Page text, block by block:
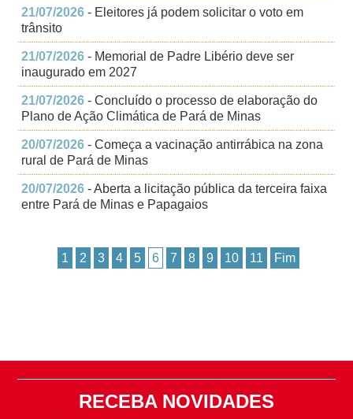
21/07/2026 - Eleitores já podem solicitar o voto em
trânsito
21/07/2026 - Memorial de Padre Libério deve ser
inaugurado em 2027
21/07/2026 - Concluído o processo de elaboração do
Plano de Ação Climática de Pará de Minas
20/07/2026 - Começa a vacinação antirrábica na zona
rural de Pará de Minas
20/07/2026 - Aberta a licitação pública da terceira faixa
entre Pará de Minas e Papagaios
1 2 3 4 5 6 7 8 9 10 11 Fim
RECEBA NOVIDADES